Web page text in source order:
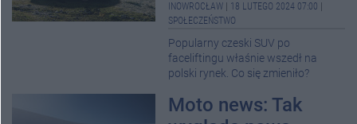
INOWROCŁAW 18 LUTEGO 2024 07:00
SPOŁECZEŃSTWO
Popularny czeski SUV po
faceliftingu właśnie wszedł na
polski rynek. Co się zmieniło?
Moto news: Tak